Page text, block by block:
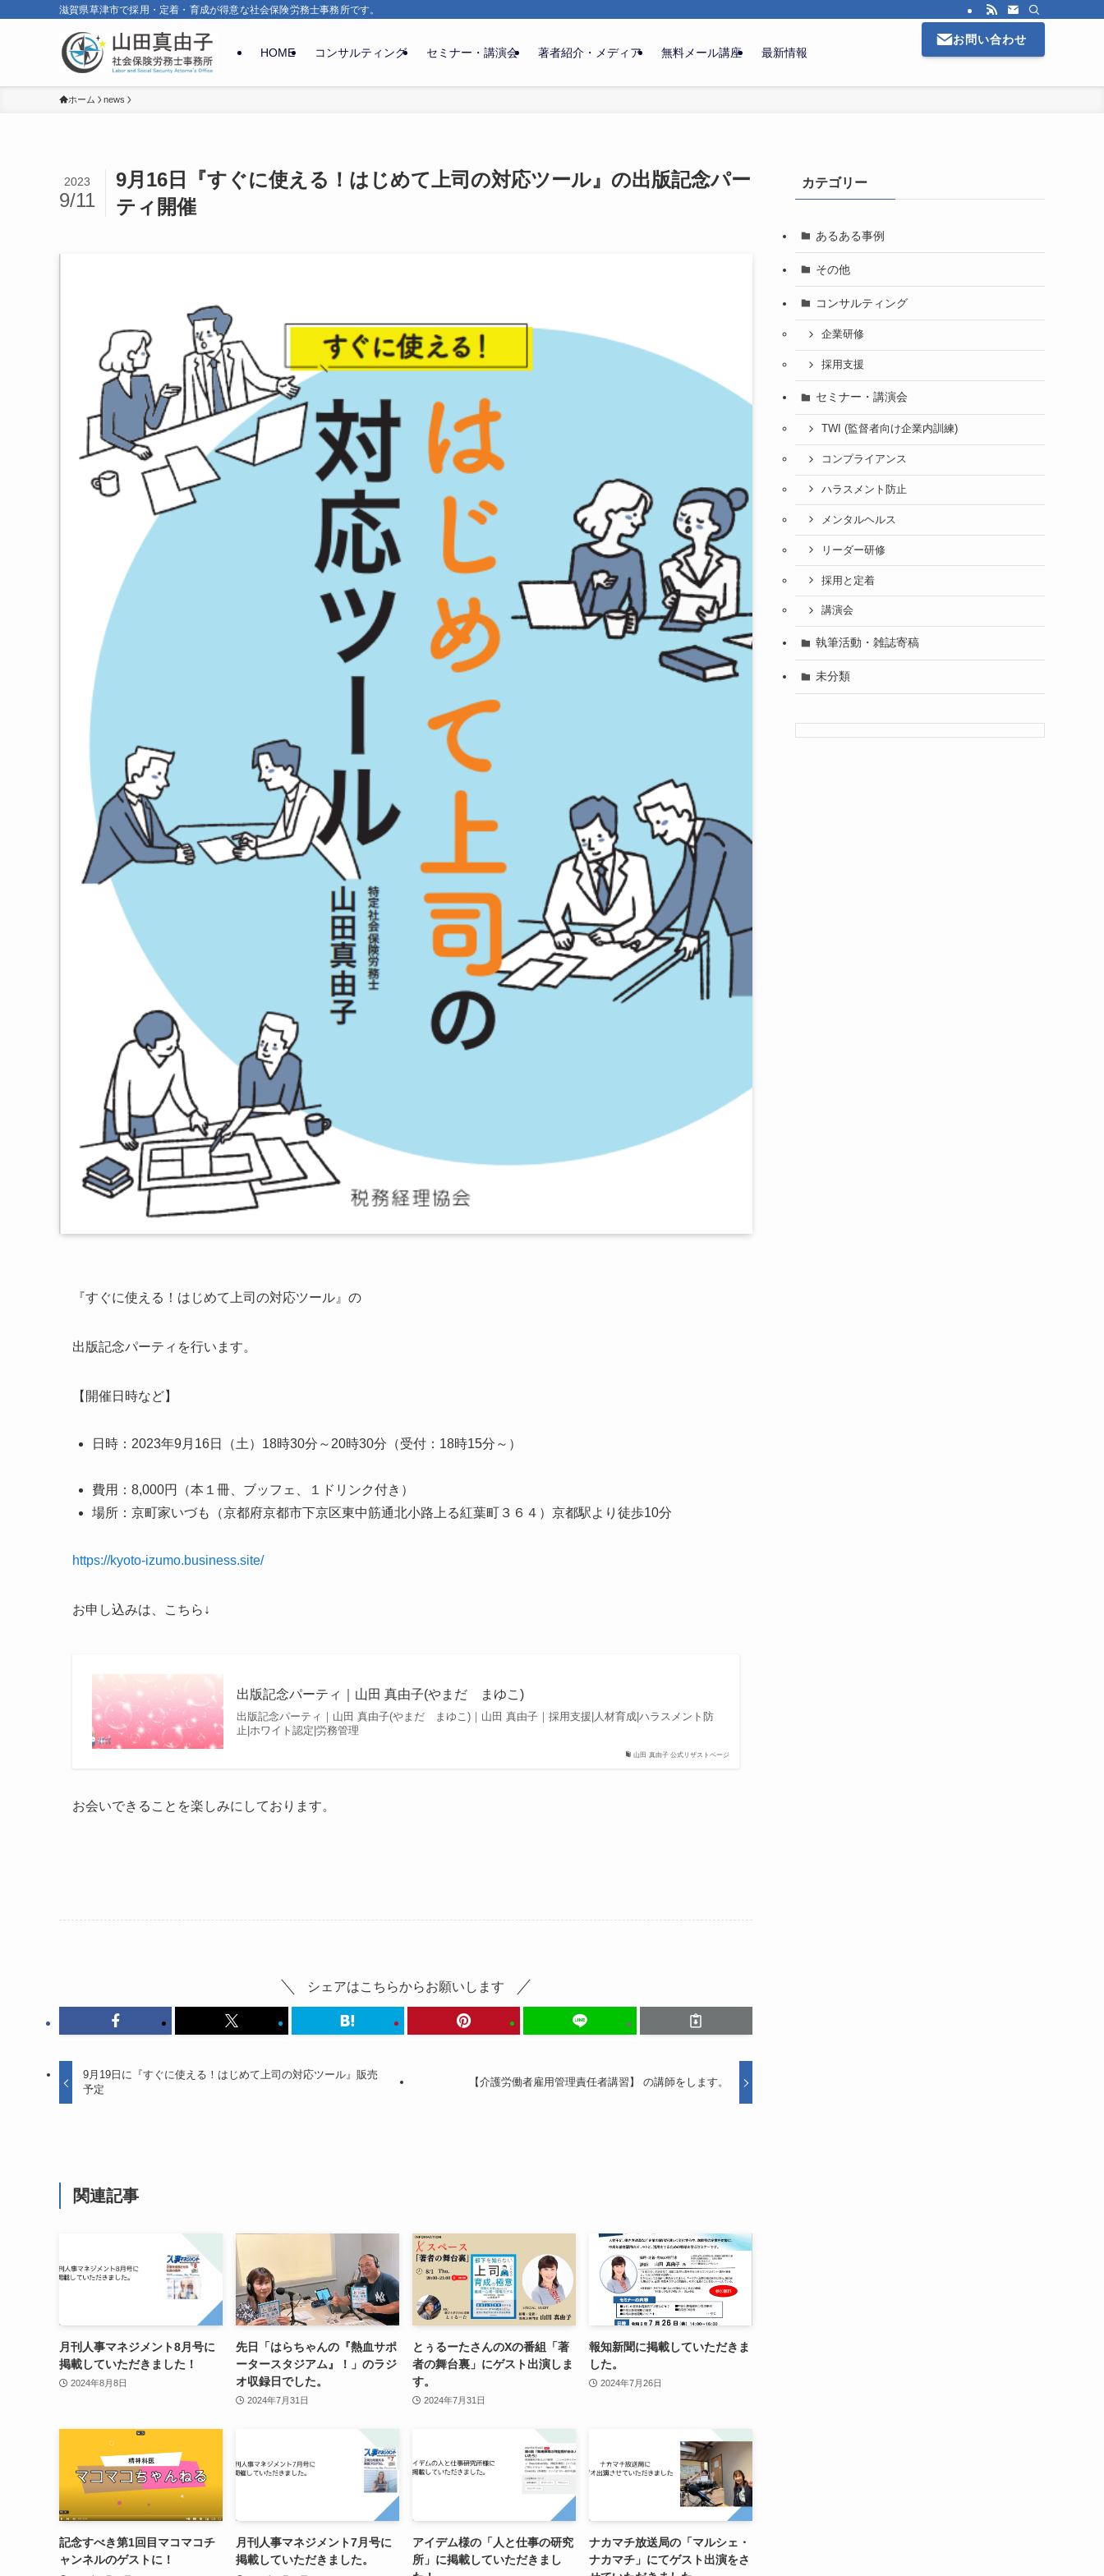
滋賀県草津市で採用・定着・育成が得意な社会保険労務士事務所です。
HOME コンサルティング セミナー・講演会 著者紹介・メディア 無料メール講座 最新情報
お問い合わせ
ホーム news
9月16日『すぐに使える！はじめて上司の対応ツール』の出版記念パー
ティ開催
2023
9/11
『すぐに使える！はじめて上司の対応ツール』の
出版記念パーティを行います。
【開催日時など】
日時：2023年9月16日（土）18時30分～20時30分（受付：18時15分～）
費用：8,000円（本１冊、ブッフェ、１ドリンク付き）
場所：京町家いづも（京都府京都市下京区東中筋通北小路上る紅葉町３６４）京都駅より徒歩10分
https://kyoto-izumo.business.site/
お申し込みは、こちら↓
山田 真由子 公式リザストページ
出版記念パーティ｜山田 真由子(やまだ まゆこ)
出版記念パーティ｜山田 真由子(やまだ まゆこ)｜山田 真由子｜採用支援|人材育成|ハラスメント防
止|ホワイト認定|労務管理
お会いできることを楽しみにしております。
シェアはこちらからお願いします
9月19日に『すぐに使える！はじめて上司の対応ツール』販売
予定
【介護労働者雇用管理責任者講習】 の講師をします。
関連記事
月刊人事マネジメント8月号に
掲載していただきました！
2024年8月8日
先日「はらちゃんの『熱血サポ
ータースタジアム』！」のラジ
オ収録日でした。
2024年7月31日
とぅるーたさんのXの番組「著
者の舞台裏」にゲスト出演しま
す。
2024年7月31日
報知新聞に掲載していただきま
した。
2024年7月26日
記念すべき第1回目マコマコチ
ャンネルのゲストに！
月刊人事マネジメント7月号に
掲載していただきました。
アイデム様の「人と仕事の研究
所」に掲載していただきまし
ナカマチ放送局の「マルシェ・
ナカマチ」にてゲスト出演をさ
カテゴリー
あるある事例
その他
コンサルティング
企業研修
採用支援
セミナー・講演会
TWI (監督者向け企業内訓練)
コンプライアンス
ハラスメント防止
メンタルヘルス
リーダー研修
採用と定着
講演会
執筆活動・雑誌寄稿
未分類